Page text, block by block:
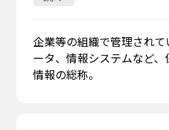
企業等の組織で管理され
ータ、情報システムなど
情報の総称。